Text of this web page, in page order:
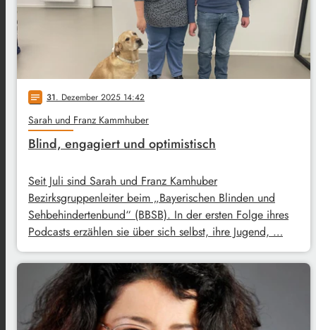
notes 31. Dezember 2025 14:42
Sarah und Franz Kammhuber
Blind, engagiert und optimistisch
Seit Juli sind Sarah und Franz Kamhuber
Bezirksgruppenleiter beim „Bayerischen Blinden und
Sehbehindertenbund“ (BBSB). In der ersten Folge ihres
Podcasts erzählen sie über sich selbst, ihre Jugend, …